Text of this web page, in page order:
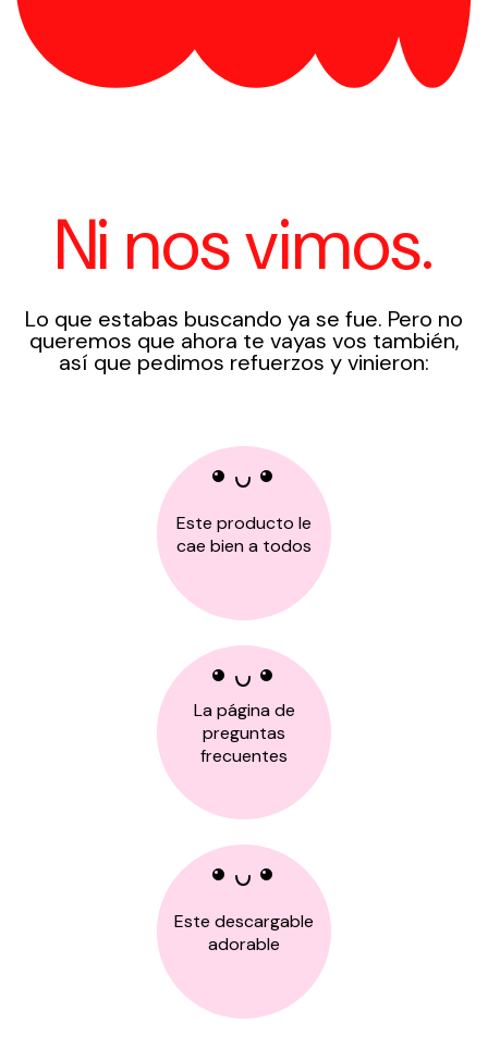
Ni nos vimos.
Lo que estabas buscando ya se fue. Pero no
queremos que ahora te vayas vos también,
así que pedimos refuerzos y vinieron:
Este producto le
cae bien a todos
La página de
preguntas
frecuentes
Este descargable
adorable